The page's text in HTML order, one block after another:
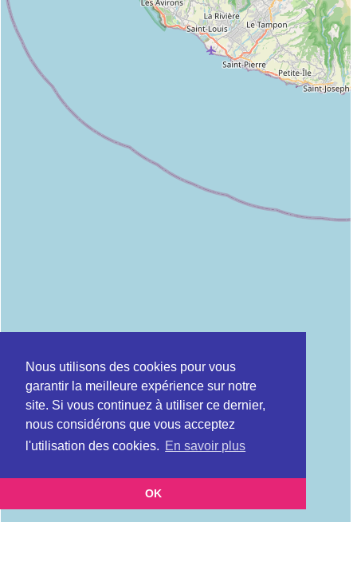
Nous utilisons des cookies pour vous
garantir la meilleure expérience sur notre
site. Si vous continuez à utiliser ce dernier,
nous considérons que vous acceptez
l'utilisation des cookies. En savoir plus
OK